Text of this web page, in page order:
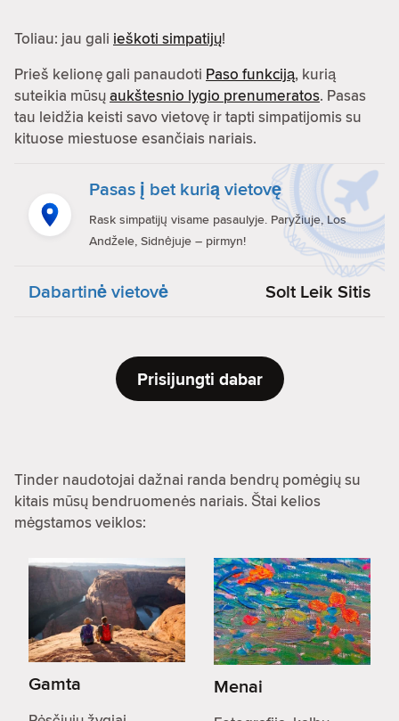
Toliau: jau gali ieškoti simpatijų!
Prieš kelionę gali panaudoti Paso funkciją, kurią
suteikia mūsųaukštesnio lygio prenumeratos. Pasas
tau leidžia keisti savo vietovę ir tapti simpatijomis su
kituose miestuose esančiais nariais.
Pasas į bet kurią vietovę
Rask simpatijų visame pasaulyje. Paryžiuje, Los
Andžele, Sidnėjuje – pirmyn!
Dabartinė vietovė Solt Leik Sitis
Prisijungti dabar
Tinder naudotojai dažnai randa bendrų pomėgių su
kitais mūsų bendruomenės nariais. Štai kelios
mėgstamos veiklos:
Gamta Menai